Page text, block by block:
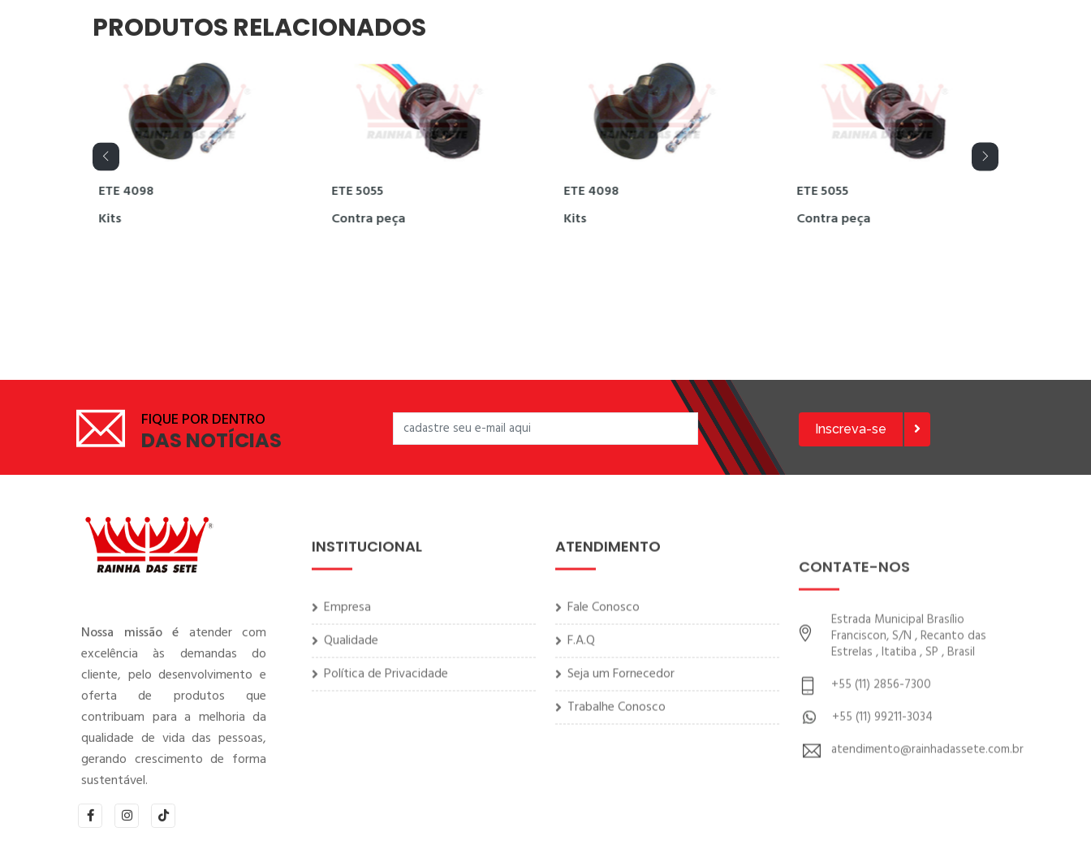
PRODUTOS RELACIONADOS
FIQUE POR DENTRO
DAS NOTÍCIAS Inscreva-se
Nossa missão é atender com
excelência às demandas do
cliente, pelo desenvolvimento e
oferta de produtos que
contribuam para a melhoria da
qualidade de vida das pessoas,
gerando crescimento de forma
sustentável.
Qualidade
Política de Privacidade
F.A.Q
Seja um Fornecedor
Trabalhe Conosco
Estrada Municipal Brasílio
Franciscon, S/N , Recanto das
Estrelas , Itatiba , SP , Brasil
+55 (11) 2856-7300
+55 (11) 99211-3034
atendimento@rainhadassete.com.br